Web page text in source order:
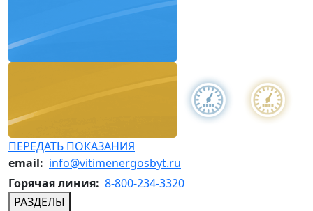
ПЕРЕДАТЬ ПОКАЗАНИЯ
email: info@vitimenergosbyt.ru
Горячая линия: 8-800-234-3320
РАЗДЕЛЫ